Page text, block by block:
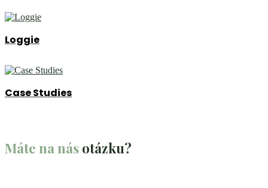
Loggie
Case Studies
Máte na nás otázku?